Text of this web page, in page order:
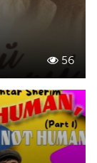
56